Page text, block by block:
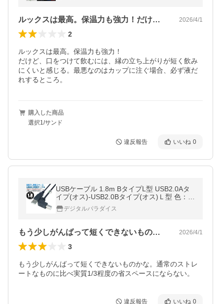
ルックスは最高。保温力も強力！だけど、… 2026/4/1
2
ルックスは最高。保温力も強力！
だけど、口をつけて飲むには、縁の立ち上がりが短く飲み
にくいと感じる。最悪なのはカップに注ぐ場合、必ず液だ
れするところ。
購入した商品
選択1/サンド
違反報告 いいね 0
USBケーブル 1.8m BタイプL型 USB2.0Aタ
イプ(オス)-USB2.0Bタイプ(オス)Ｌ型 色：ブ
ラック L型端子 プリンター・周辺機器 省ス
ペース 2ABLzc18
デジタルパラダイス
もう少しがんばって短くできないものかな… 2026/4/1
3
もう少しがんばって短くできないものかな。通常のストレ
ートなものに比べ実質1/3程度の省スペースにならない。
違反報告 いいね 0